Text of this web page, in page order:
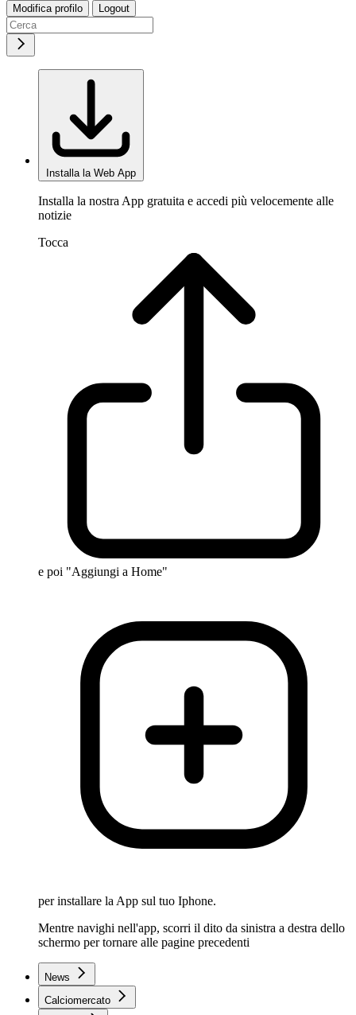
Modifica profilo Logout
Installa la Web App
Installa la nostra App gratuita e accedi più velocemente alle
notizie
Tocca
e poi "Aggiungi a Home"
per installare la App sul tuo Iphone.
Mentre navighi nell'app, scorri il dito da sinistra a destra dello
schermo per tornare alle pagine precedenti
News
Calciomercato